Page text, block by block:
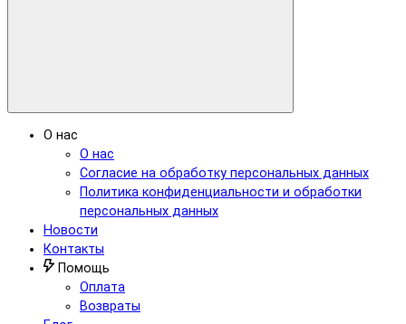
О нас
О нас
Согласие на обработку персональных данных
Политика конфиденциальности и обработки
персональных данных
Новости
Контакты
Помощь
Оплата
Возвраты